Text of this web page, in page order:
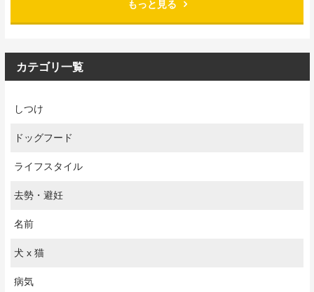
もっと見る
カテゴリ一覧
しつけ
ドッグフード
ライフスタイル
去勢・避妊
名前
犬 x 猫
病気